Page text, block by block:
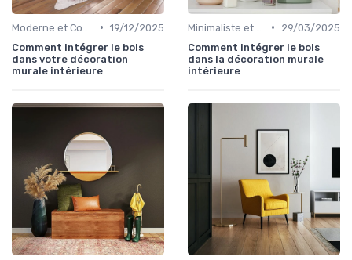
• 19/12/2025
Comment intégrer le bois
dans votre décoration
murale intérieure
•
29/03/2025
Comment intégrer le bois
dans la décoration murale
intérieure